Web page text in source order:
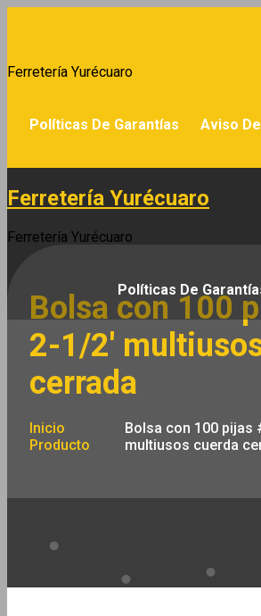
Ferretería Yurécuaro
Políticas De Garantías Aviso
Ferretería Yurécuaro
Ferretería Yurécuaro
Políticas De
Bolsa con 100
2-1/2′
cerrada
Inicio
Producto
Bolsa con 100 pijas
multiusos cuerda